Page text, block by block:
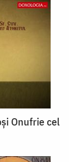
Onufrie cel